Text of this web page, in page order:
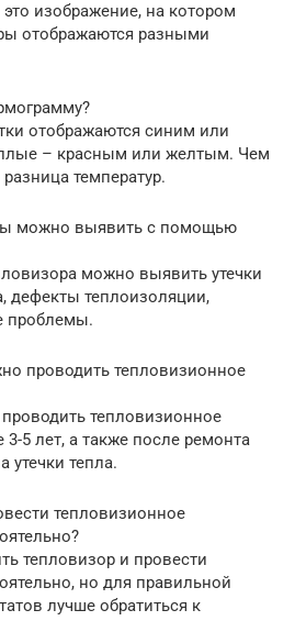
изображение, на котором
отображаются разными
отображаются синим или
– красным или желтым. Чем
температур.
можно выявить с помощью
можно выявить утечки
дефекты теплоизоляции,
проблемы.
проводить тепловизионное
тепловизионное
5 лет, а также после ремонта
утечки тепла.
тепловизионное
тепловизор и провести
но для правильной
лучше обратиться к